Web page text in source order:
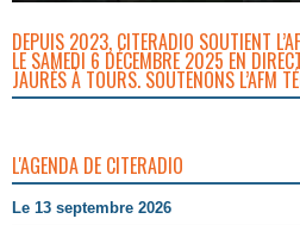
DEPUIS 2023, CITERADIO SOUTIENT
LE SAMEDI 6 DÉCEMBRE 2025 EN
JAURÈS À TOURS. SOUTENONS L’AFM
L'AGENDA DE CITERADIO
Le 13 septembre 2026